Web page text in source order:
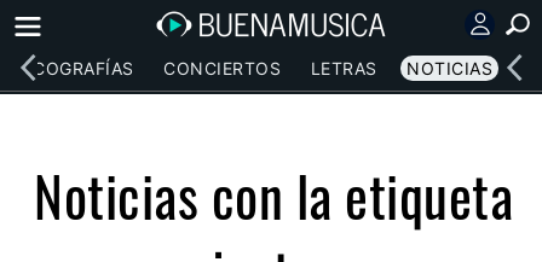
DISCOGRAFÍAS CONCIERTOS LETRAS NOTICIAS
Noticias con la etiqueta